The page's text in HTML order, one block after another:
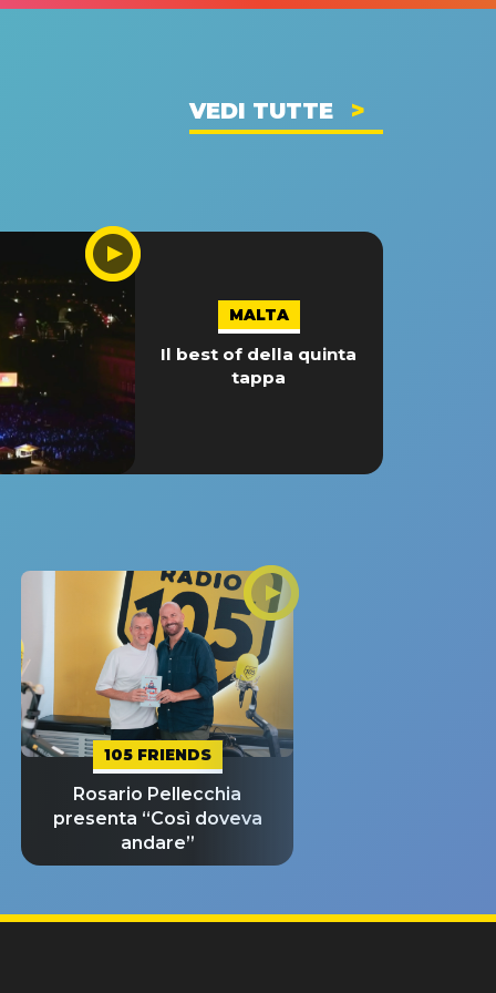
VEDI TUTTE
MALTA
Il best of della quinta
tappa
105 FRIENDS
Rosario Pellecchia
presenta “Così doveva
andare”